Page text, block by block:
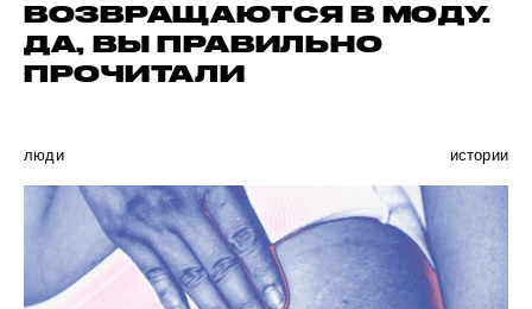
ВОЗВРАЩАЮТСЯ В МОДУ.
ДА, ВЫ ПРАВИЛЬНО
ПРОЧИТАЛИ
люди истории